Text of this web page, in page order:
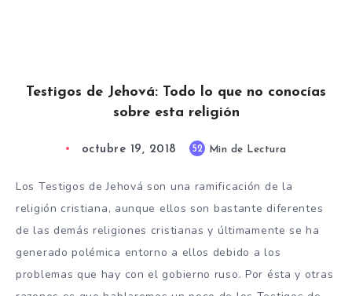
Testigos de Jehová: Todo lo que no conocías
sobre esta religión
octubre 19, 2018 52 Min de Lectura
Los Testigos de Jehová son una ramificación de la
religión cristiana, aunque ellos son bastante diferentes
de las demás religiones cristianas y últimamente se ha
generado polémica entorno a ellos debido a los
problemas que hay con el gobierno ruso. Por ésta y otras